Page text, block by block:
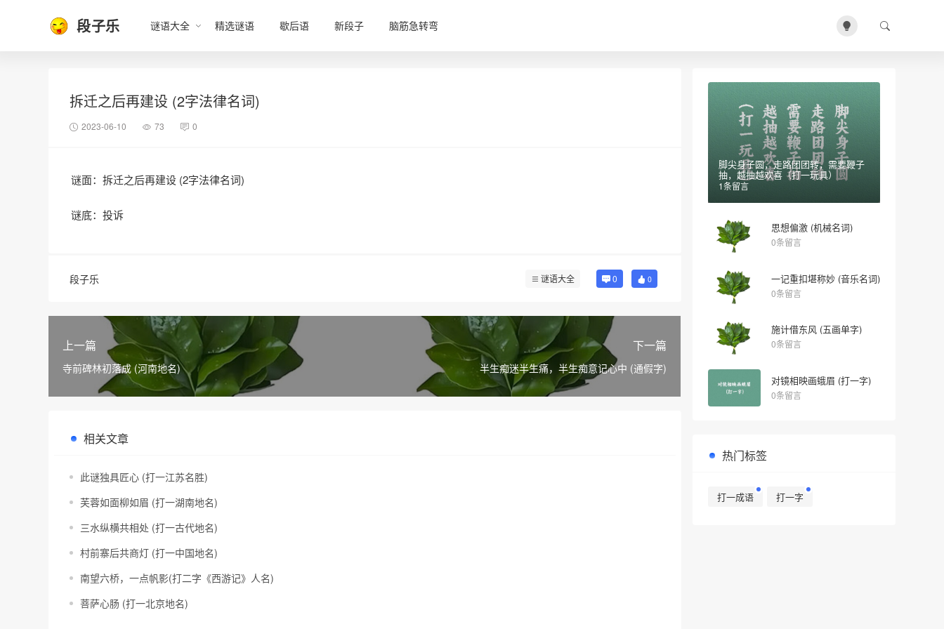
段子乐 谜语大全 精选谜语 歇后语 新段子 脑筋急转弯
拆迁之后再建设 (2字法律名词)
2023-06-10 73 0
谜面：拆迁之后再建设 (2字法律名词)
谜底：投诉
段子乐 谜语大全 0 0
上一篇
寺前碑林初落成 (河南地名)
下一篇
半生痴迷半生痛，半生痴意记心中 (通假字)
相关文章
此谜独具匠心 (打一江苏名胜)
芙蓉如面柳如眉 (打一湖南地名)
三水纵横共相处 (打一古代地名)
村前寨后共商灯 (打一中国地名)
南望六桥，一点帆影(打二字《西游记》人名)
菩萨心肠 (打一北京地名)
脚尖身子圆，走路团团转，需要鞭子
抽，越抽越欢喜（打一玩具）
1条留言
思想偏激 (机械名词)
0条留言
一记重扣堪称妙 (音乐名词)
0条留言
施计借东风 (五画单字)
0条留言
对镜相映画蛾眉 (打一字)
0条留言
热门标签
打一成语 打一字